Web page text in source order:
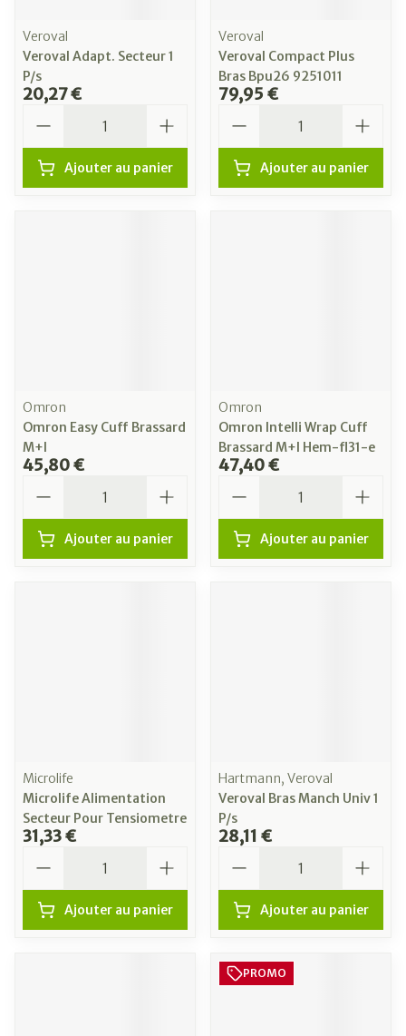
Veroval
Veroval Adapt. Secteur 1
P/s
20,27 €
Ajouter au panier
Veroval
Veroval Compact Plus
Bras Bpu26 9251011
79,95 €
Ajouter au panier
Omron
Omron Easy Cuff Brassard
M+l
45,80 €
Ajouter au panier
Omron
Omron Intelli Wrap Cuff
Brassard M+l Hem-fl31-e
47,40 €
Ajouter au panier
Microlife
Microlife Alimentation
Secteur Pour Tensiometre
31,33 €
Ajouter au panier
Hartmann, Veroval
Veroval Bras Manch Univ 1
P/s
28,11 €
Ajouter au panier
PROMO